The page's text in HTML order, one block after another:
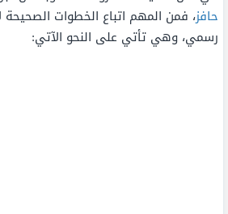
حافز، فمن المهم اتباع الخطوات
رسمي، وهي تأتي على النحو الآتي: